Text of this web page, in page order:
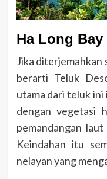
Ha Long Bay
Jika diterjemahkan
berarti Teluk
utama dari teluk ini
dengan vegetasi
pemandangan
Keindahan itu
nelayan yang